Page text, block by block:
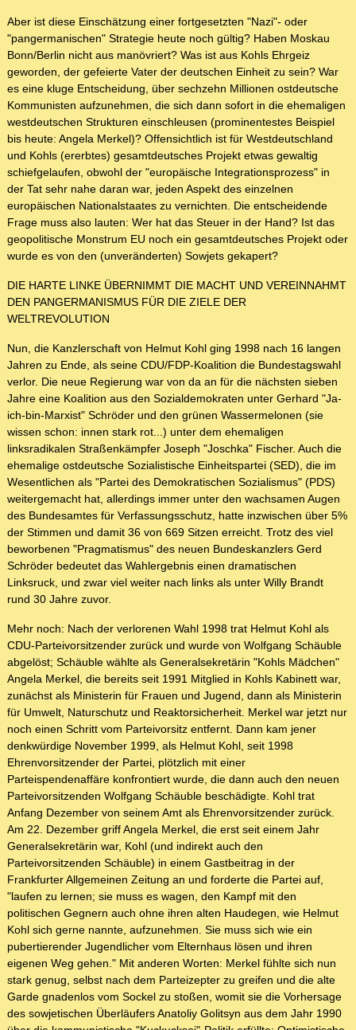
Aber ist diese Einschätzung einer fortgesetzten "Nazi"- oder
"pangermanischen" Strategie heute noch gültig? Haben Moskau
Bonn/Berlin nicht aus manövriert? Was ist aus Kohls Ehrgeiz
geworden, der gefeierte Vater der deutschen Einheit zu sein? War
es eine kluge Entscheidung, über sechzehn Millionen ostdeutsche
Kommunisten aufzunehmen, die sich dann sofort in die ehemaligen
westdeutschen Strukturen einschleusen (prominentestes Beispiel
bis heute: Angela Merkel)? Offensichtlich ist für Westdeutschland
und Kohls (ererbtes) gesamtdeutsches Projekt etwas gewaltig
schiefgelaufen, obwohl der "europäische Integrationsprozess" in
der Tat sehr nahe daran war, jeden Aspekt des einzelnen
europäischen Nationalstaates zu vernichten. Die entscheidende
Frage muss also lauten: Wer hat das Steuer in der Hand? Ist das
geopolitische Monstrum EU noch ein gesamtdeutsches Projekt oder
wurde es von den (unveränderten) Sowjets gekapert?
DIE HARTE LINKE ÜBERNIMMT DIE MACHT UND VEREINNAHMT
DEN PANGERMANISMUS FÜR DIE ZIELE DER
WELTREVOLUTION
Nun, die Kanzlerschaft von Helmut Kohl ging 1998 nach 16 langen
Jahren zu Ende, als seine CDU/FDP-Koalition die Bundestagswahl
verlor. Die neue Regierung war von da an für die nächsten sieben
Jahre eine Koalition aus den Sozialdemokraten unter Gerhard "Ja-
ich-bin-Marxist" Schröder und den grünen Wassermelonen (sie
wissen schon: innen stark rot...) unter dem ehemaligen
linksradikalen Straßenkämpfer Joseph "Joschka" Fischer. Auch die
ehemalige ostdeutsche Sozialistische Einheitspartei (SED), die im
Wesentlichen als "Partei des Demokratischen Sozialismus" (PDS)
weitergemacht hat, allerdings immer unter den wachsamen Augen
des Bundesamtes für Verfassungsschutz, hatte inzwischen über 5%
der Stimmen und damit 36 von 669 Sitzen erreicht. Trotz des viel
beworbenen "Pragmatismus" des neuen Bundeskanzlers Gerd
Schröder bedeutet das Wahlergebnis einen dramatischen
Linksruck, und zwar viel weiter nach links als unter Willy Brandt
rund 30 Jahre zuvor.
Mehr noch: Nach der verlorenen Wahl 1998 trat Helmut Kohl als
CDU-Parteivorsitzender zurück und wurde von Wolfgang Schäuble
abgelöst; Schäuble wählte als Generalsekretärin "Kohls Mädchen"
Angela Merkel, die bereits seit 1991 Mitglied in Kohls Kabinett war,
zunächst als Ministerin für Frauen und Jugend, dann als Ministerin
für Umwelt, Naturschutz und Reaktorsicherheit. Merkel war jetzt nur
noch einen Schritt vom Parteivorsitz entfernt. Dann kam jener
denkwürdige November 1999, als Helmut Kohl, seit 1998
Ehrenvorsitzender der Partei, plötzlich mit einer
Parteispendenaffäre konfrontiert wurde, die dann auch den neuen
Parteivorsitzenden Wolfgang Schäuble beschädigte. Kohl trat
Anfang Dezember von seinem Amt als Ehrenvorsitzender zurück.
Am 22. Dezember griff Angela Merkel, die erst seit einem Jahr
Generalsekretärin war, Kohl (und indirekt auch den
Parteivorsitzenden Schäuble) in einem Gastbeitrag in der
Frankfurter Allgemeinen Zeitung an und forderte die Partei auf,
"laufen zu lernen; sie muss es wagen, den Kampf mit den
politischen Gegnern auch ohne ihren alten Haudegen, wie Helmut
Kohl sich gerne nannte, aufzunehmen. Sie muss sich wie ein
pubertierender Jugendlicher vom Elternhaus lösen und ihren
eigenen Weg gehen." Mit anderen Worten: Merkel fühlte sich nun
stark genug, selbst nach dem Parteizepter zu greifen und die alte
Garde gnadenlos vom Sockel zu stoßen, womit sie die Vorhersage
des sowjetischen Überläufers Anatoliy Golitsyn aus dem Jahr 1990